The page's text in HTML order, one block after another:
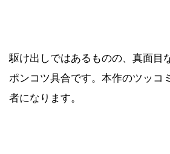
駆け出しではあるものの、真面目
ポンコツ具合です。本作のツッコ
者になります。